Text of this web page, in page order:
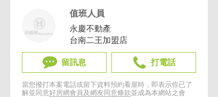
值班人員
永慶不動產
台南二王加盟店
留訊息 打電話
當您撥打本案電話或留下資料預約看屋時，即表示你已了
解並同意好房網會員及網友同意條款並成為本網站之會